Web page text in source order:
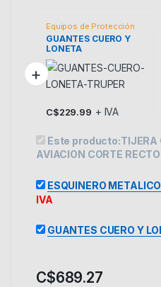
Equipos de Protección
GUANTES CUERO Y
LONETA
C$229.99 + IVA
Este producto:TIJERA
AVIACION CORTE
ESQUINERO
IVA
GUANTES CUERO Y
C$689.27